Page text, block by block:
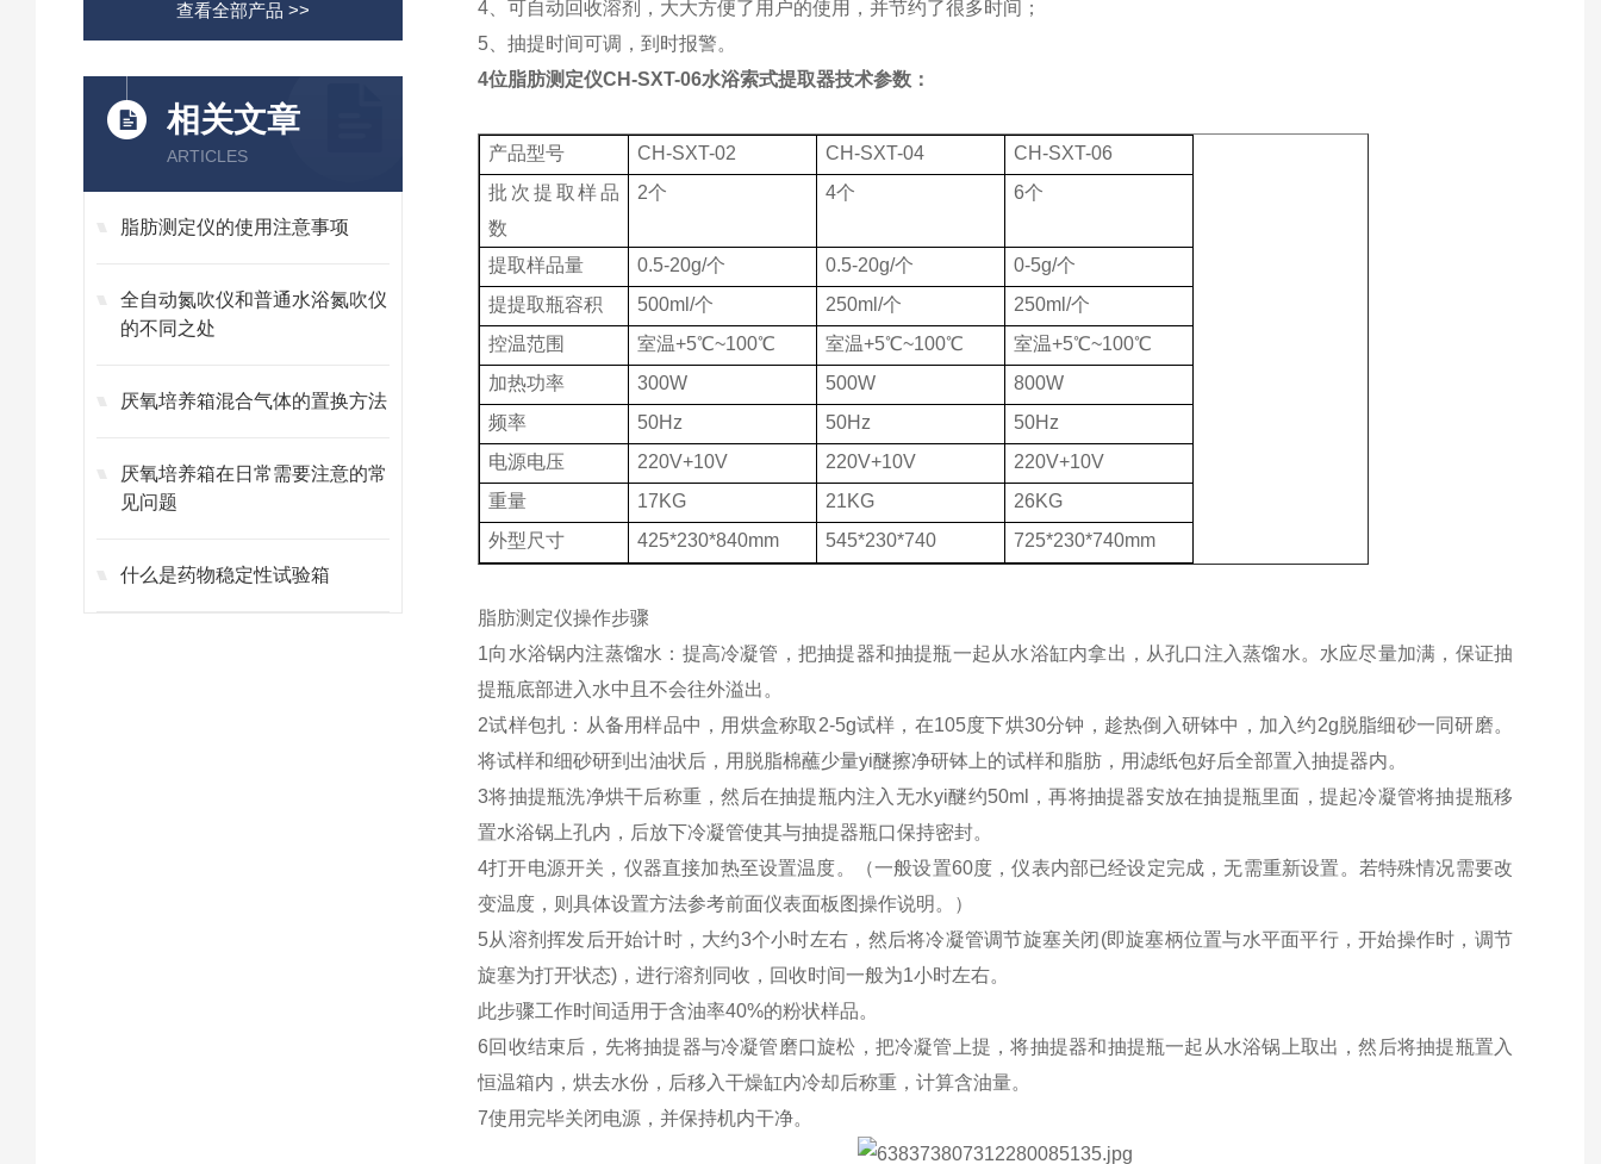
查看全部产品 >>
相关文章
ARTICLES
脂肪测定仪的使用注意事项
全自动氮吹仪和普通水浴氮吹仪
的不同之处
厌氧培养箱混合气体的置换方法
厌氧培养箱在日常需要注意的常
见问题
什么是药物稳定性试验箱
4、可自动回收溶剂，大大方便了用户的使用，并节约了很多时间；
5、抽提时间可调，到时报警。
4位脂肪测定仪CH-SXT-06水浴索式提取器技术参数：
产品型号 CH-SXT-02 CH-SXT-04
CH-SXT-06
批次提取样品
数
2个 4个 6个
提取样品量 0.5-20g/个 0.5-20g/个
0-5g/个
提提取瓶容积
500ml/个 250ml/个
250ml/个
控温范围
室温+5℃~100℃ 室温+5℃~100℃
室温+5℃~100℃
加热功率
300W 500W
800W
频率
50Hz 50Hz
50Hz
电源电压
220V+10V 220V+10V
220V+10V
重量
17KG 21KG
26KG
外型尺寸
425*230*840mm 545*230*740 725*230*740mm
脂肪测定仪操作步骤
1向水浴锅内注蒸馏水：提高冷凝管，把抽提器和抽提瓶一起从水浴缸内拿出，从孔口注入蒸馏水。水应尽量加满，保证抽
提瓶底部进入水中且不会往外溢出。
2试样包扎：从备用样品中，用烘盒称取2-5g试样，在105度下烘30分钟，趁热倒入研钵中，加入约2g脱脂细砂一同研磨。
将试样和细砂研到出油状后，用脱脂棉蘸少量yi醚擦净研钵上的试样和脂肪，用滤纸包好后全部置入抽提器内。
3将抽提瓶洗净烘干后称重，然后在抽提瓶内注入无水yi醚约50ml，再将抽提器安放在抽提瓶里面，提起冷凝管将抽提瓶移
置水浴锅上孔内，后放下冷凝管使其与抽提器瓶口保持密封。
4打开电源开关，仪器直接加热至设置温度。（一般设置60度，仪表内部已经设定完成，无需重新设置。若特殊情况需要改
变温度，则具体设置方法参考前面仪表面板图操作说明。）
5从溶剂挥发后开始计时，大约3个小时左右，然后将冷凝管调节旋塞关闭(即旋塞柄位置与水平面平行，开始操作时，调节
旋塞为打开状态)，进行溶剂同收，回收时间一般为1小时左右。
此步骤工作时间适用于含油率40%的粉状样品。
6回收结束后，先将抽提器与冷凝管磨口旋松，把冷凝管上提，将抽提器和抽提瓶一起从水浴锅上取出，然后将抽提瓶置入
恒温箱内，烘去水份，后移入干燥缸内冷却后称重，计算含油量。
7使用完毕关闭电源，并保持机内干净。